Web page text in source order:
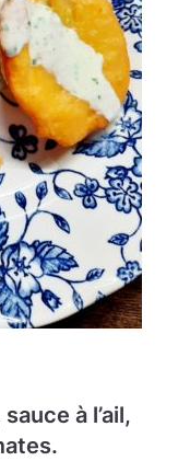
à l’ail,